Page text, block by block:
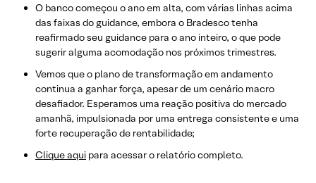
O banco começou o ano em alta, com várias linhas acima
das faixas do guidance, embora o Bradesco tenha
reafirmado seu guidance para o ano inteiro, o que pode
sugerir alguma acomodação nos próximos trimestres.
Vemos que o plano de transformação em andamento
continua a ganhar força, apesar de um cenário macro
desafiador. Esperamos uma reação positiva do mercado
amanhã, impulsionada por uma entrega consistente e uma
forte recuperação de rentabilidade;
Clique aqui para acessar o relatório completo.